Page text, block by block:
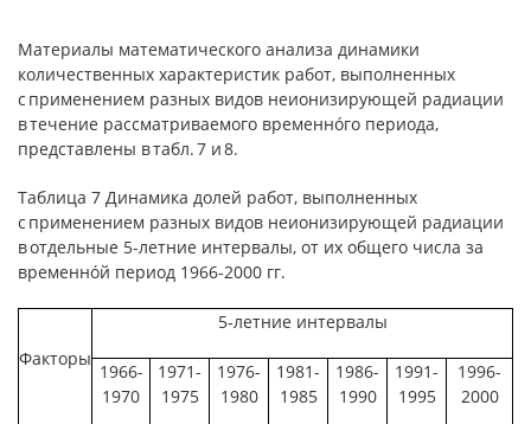
Материалы математического анализа динамики
количественных характеристик работ, выполненных
с применением разных видов неионизирующей радиации
в течение рассматриваемого временнóго периода,
представлены в табл. 7 и 8.
Таблица 7 Динамика долей работ, выполненных
с применением разных видов неионизирующей радиации
в отдельные 5-летние интервалы, от их общего числа за
временнóй период 1966-2000 гг.
Факторы
5-летние интервалы
1966-
1970
1971-
1975
1976-
1980
1981-
1985
1986-
1990
1991-
1995
1996-
2000